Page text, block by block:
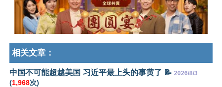
相关文章：
中国不可能超越美国 习近平最上头的事黄了 📝 2026/8/3
(1,968次)